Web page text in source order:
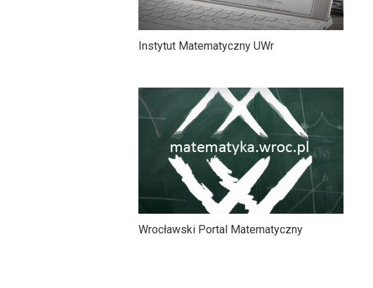
Instytut Matematyczny UWr
Wrocławski Portal Matematyczny